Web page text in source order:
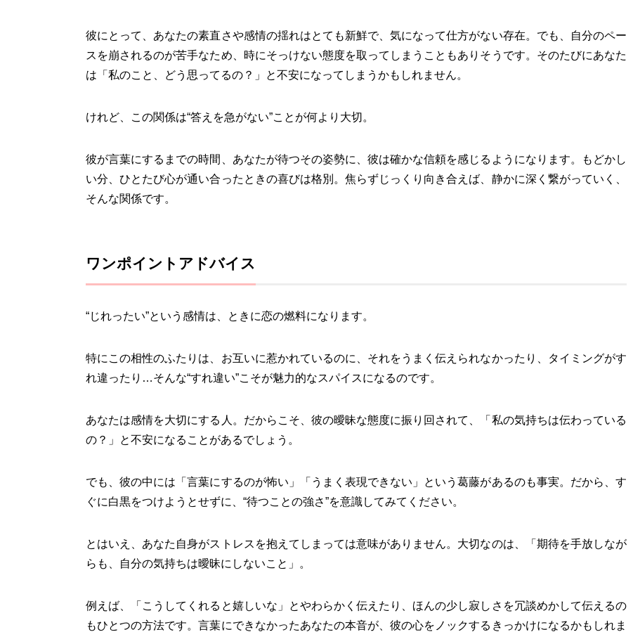
彼にとって、あなたの素直さや感情の揺れはとても新鮮で、気になって仕方がない存在。でも、自分のペー
スを崩されるのが苦手なため、時にそっけない態度を取ってしまうこともありそうです。そのたびにあなた
は「私のこと、どう思ってるの？」と不安になってしまうかもしれません。
けれど、この関係は“答えを急がない”ことが何より大切。
彼が言葉にするまでの時間、あなたが待つその姿勢に、彼は確かな信頼を感じるようになります。もどかし
い分、ひとたび心が通い合ったときの喜びは格別。焦らずじっくり向き合えば、静かに深く繋がっていく、
そんな関係です。
ワンポイントアドバイス
“じれったい”という感情は、ときに恋の燃料になります。
特にこの相性のふたりは、お互いに惹かれているのに、それをうまく伝えられなかったり、タイミングがす
れ違ったり…そんな“すれ違い”こそが魅力的なスパイスになるのです。
あなたは感情を大切にする人。だからこそ、彼の曖昧な態度に振り回されて、「私の気持ちは伝わっている
の？」と不安になることがあるでしょう。
でも、彼の中には「言葉にするのが怖い」「うまく表現できない」という葛藤があるのも事実。だから、す
ぐに白黒をつけようとせずに、“待つことの強さ”を意識してみてください。
とはいえ、あなた自身がストレスを抱えてしまっては意味がありません。大切なのは、「期待を手放しなが
らも、自分の気持ちは曖昧にしないこと」。
例えば、「こうしてくれると嬉しいな」とやわらかく伝えたり、ほんの少し寂しさを冗談めかして伝えるの
もひとつの方法です。言葉にできなかったあなたの本音が、彼の心をノックするきっかけになるかもしれま